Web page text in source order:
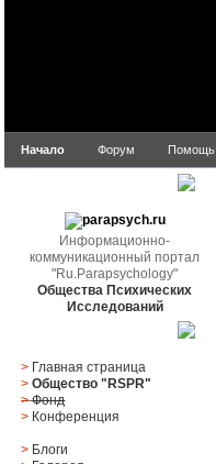
Начало Форум Помощь
Информационно-
коммуникационный портал
"Ru.Parapsychology"
Общества Психических
Исследований
> Главная страница
> Общество "RSPR"
> Фонд
> Конференция
> Блоги